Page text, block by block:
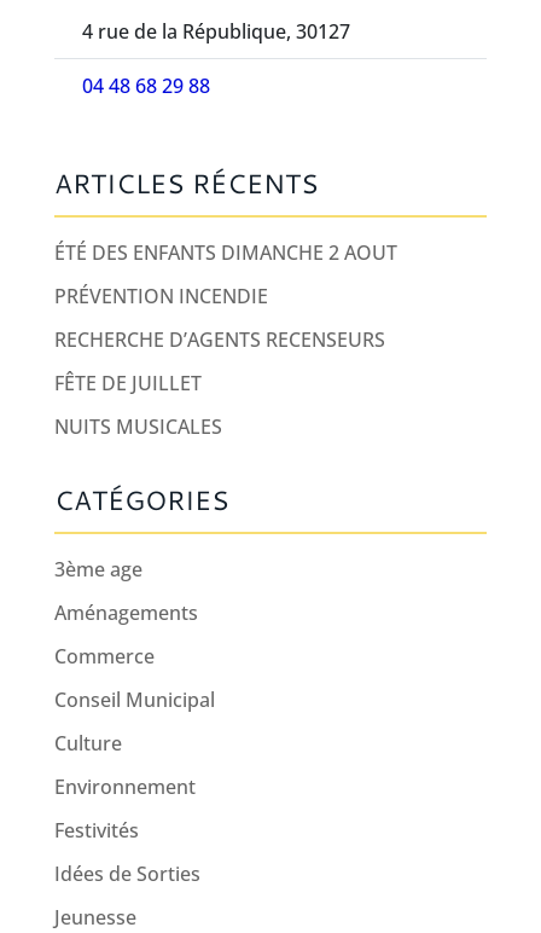
4 rue de la République, 30127
04 48 68 29 88
ARTICLES RÉCENTS
ÉTÉ DES ENFANTS DIMANCHE 2 AOUT
PRÉVENTION INCENDIE
RECHERCHE D’AGENTS RECENSEURS
FÊTE DE JUILLET
NUITS MUSICALES
CATÉGORIES
3ème age
Aménagements
Commerce
Conseil Municipal
Culture
Environnement
Festivités
Idées de Sorties
Jeunesse